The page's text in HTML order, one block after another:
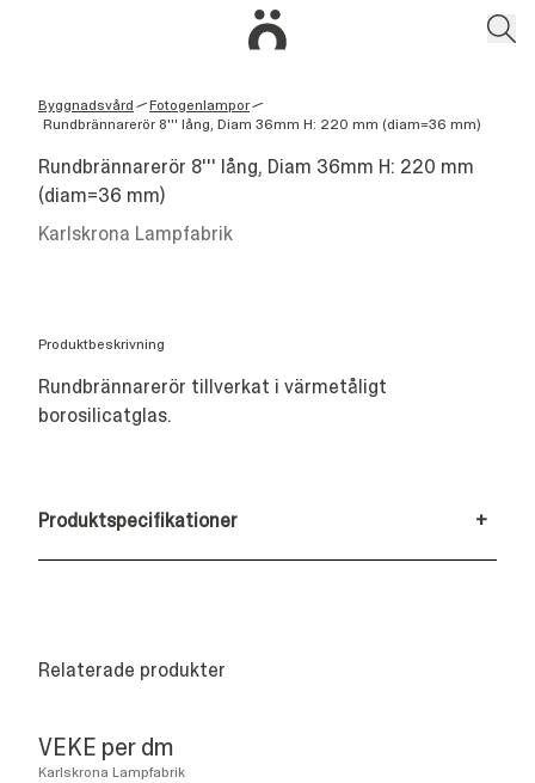
Byggnadsvård /Fotogenlampor/
Rundbrännarerör 8''' lång, Diam 36mm H: 220 mm (diam=36 mm)
Rundbrännarerör 8''' lång, Diam 36mm H: 220 mm
(diam=36 mm)
Karlskrona Lampfabrik
Produktbeskrivning
Rundbrännarerör tillverkat i värmetåligt
borosilicatglas.
Produktspecifikationer +
Relaterade produkter
VEKE per dm
Karlskrona Lampfabrik